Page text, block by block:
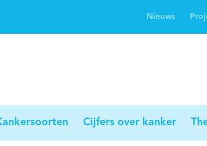
Nieuws
Cijfers over kanker